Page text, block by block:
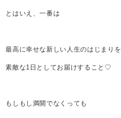
とはいえ、一番は
最高に幸せな新しい人生のはじまりを
素敵な1日としてお届けすること♡
もしもし満開でなくっても